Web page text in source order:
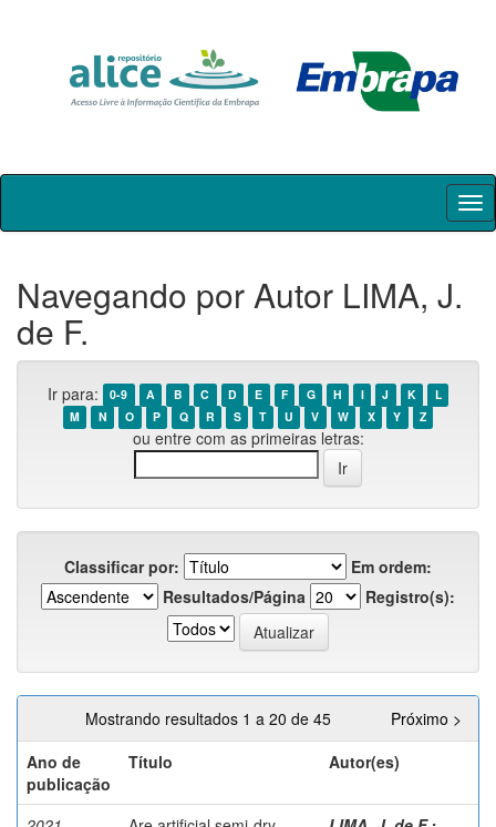
Skip
Navegando por Autor LIMA, J.
de F.
Ir para: 0-9 A B C D E F G H I J K
L
M
N O P Q R S T U V W X Y Z
ou entre com as primeiras letras:
Classificar por:
Em ordem:
Resultados/Página
Registro(s):
Mostrando resultados 1 a 20 de 45
Próximo >
Ano de
publicação
Título Autor(es)